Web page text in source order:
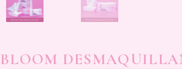
BLOOM